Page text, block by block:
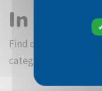
In the
Find other coloring
category